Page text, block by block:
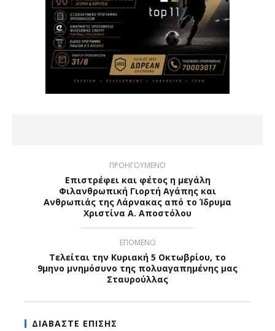
ΠΡΟΗΓΟΥΜΕΝΟ
Επιστρέφει και φέτος η μεγάλη
Φιλανθρωπική Γιορτή Αγάπης και
Ανθρωπιάς της Λάρνακας από το Ίδρυμα
Χριστίνα Α. Αποστόλου
ΕΠΟΜΕΝΟ
Τελείται την Κυριακή 5 Οκτωβρίου, το
9μηνο μνημόσυνο της πολυαγαπημένης μας
Σταυρούλλας
ΔΙΑΒΑΣΤΕ ΕΠΙΣΗΣ